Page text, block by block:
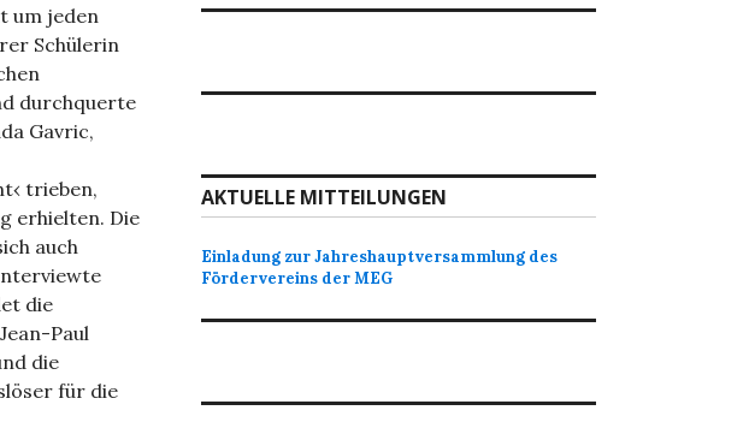
um jeden
Schülerin
durchquerte
Gavric,
trieben,
erhielten. Die
auch
die
Paul
die
für die
AKTUELLE MITTEILUNGEN
Einladung zur Jahreshauptversammlung des
Fördervereins der MEG